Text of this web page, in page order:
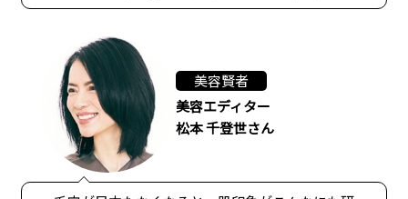
美容賢者
美容エディター
松本 千登世さん